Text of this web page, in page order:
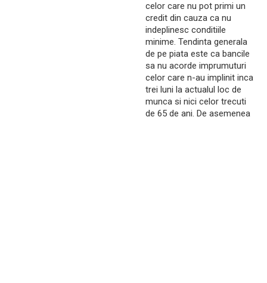
celor care nu pot primi un
credit din cauza ca nu
indeplinesc conditiile
minime. Tendinta generala
de pe piata este ca bancile
sa nu acorde imprumuturi
celor care n-au implinit inca
trei luni la actualul loc de
munca si nici celor trecuti
de 65 de ani. De asemenea